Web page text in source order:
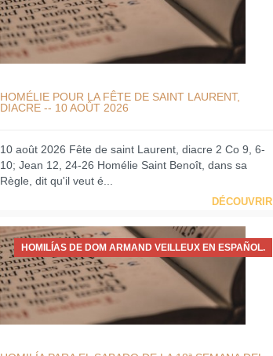
HOMÉLIE POUR LA FÊTE DE SAINT LAURENT,
DIACRE -- 10 AOÛT 2026
10 août 2026 Fête de saint Laurent, diacre 2 Co 9, 6-
10; Jean 12, 24-26 Homélie Saint Benoît, dans sa
Règle, dit qu'il veut é...
DÉCOUVRIR
HOMILÍAS DE DOM ARMAND VEILLEUX EN ESPAÑOL.